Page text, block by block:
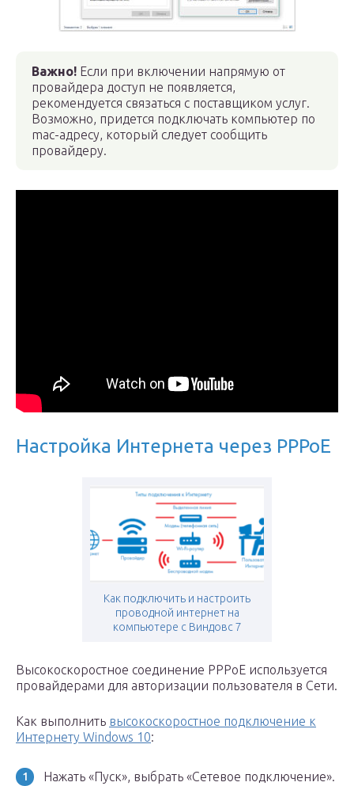
Важно! Если при включении напрямую от
провайдера доступ не появляется,
рекомендуется связаться с поставщиком услуг.
Возможно, придется подключать компьютер по
mac-адресу, который следует сообщить
провайдеру.
Настройка Интернета через PPPoE
Как подключить и настроить
проводной интернет на
компьютере с Виндовс 7
Высокоскоростное соединение PPPoE используется
провайдерами для авторизации пользователя в Сети.
Как выполнить высокоскоростное подключение к
Интернету Windows 10:
Нажать «Пуск», выбрать «Сетевое подключение».